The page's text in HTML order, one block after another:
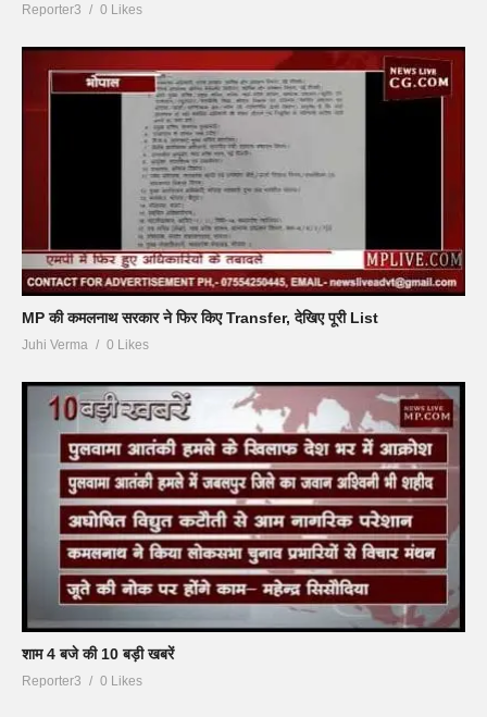
Reporter3 0 Likes
MP की कमलनाथ सरकार ने फिर किए Transfer, देखिए पूरी List
Juhi Verma 0 Likes
शाम 4 बजे की 10 बड़ी खबरें
Reporter3 0 Likes